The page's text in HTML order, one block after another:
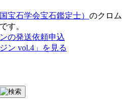
宝石学会宝石鑑定士） のクロム
す。
ン vol.4」を見る